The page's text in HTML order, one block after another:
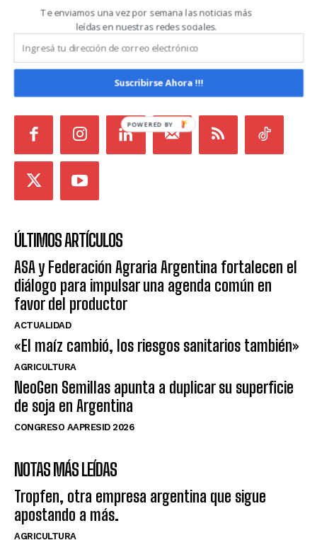
ACERCA DE NOSOTROS
Noticias de Campo es un medio independiente
focalizado en Redes Sociales que intenta aglutinar
todas las noticias del sector en un sólo lugar.
ÚLTIMOS ARTÍCULOS
ASA y Federación Agraria Argentina fortalecen el
diálogo para impulsar una agenda común en
favor del productor
ACTUALIDAD
«El maíz cambió, los riesgos sanitarios también»
AGRICULTURA
NeoGen Semillas apunta a duplicar su superficie
de soja en Argentina
CONGRESO AAPRESID 2026
NOTAS MÁS LEÍDAS
Tropfen, otra empresa argentina que sigue
apostando a más.
AGRICULTURA
Te enviamos una vez por semana las noticias más
leídas en nuestras redes sociales.
Suscribirse Ahora !!!
POWERED